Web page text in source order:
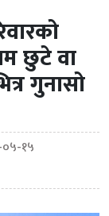
छुटे वा
गुनासो
१५